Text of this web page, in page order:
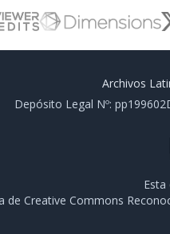
Archivos
Depósito Legal Nº:
de Creative Commons